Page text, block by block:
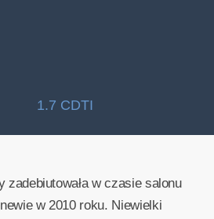
1.7 CDTI
zadebiutowała w czasie salonu
w 2010 roku. Niewielki